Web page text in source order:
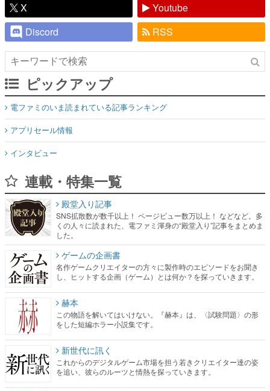
X
Youtube
Discord
RSS
ピックアップ
電ファミのいま読まれている記事ランキング
アプリセール情報
インタビュー
連載・特集一覧
殿堂入り記事
SNS拡散数が数千以上！ ページビュー数万以上！ などなど。多
くの人々に読まれた、電ファミ渾身の“殿堂入り”記事をまとめま
した。
ゲームの企画書
名作ゲームクリエイターの方々に製作時のエピソードをお聞き
し、ヒットする企画（ゲーム）とは何か？を探っていきます。
赫本
この物語を解いてはいけない。『赫本』は、〈試験問題〉の形
をした短編ホラー小説集です。
新世代に訊く
これからのデジタルゲーム市場を担う若きクリエイター達の姿
を追い、彼らのルーツと情熱を探っていきます。